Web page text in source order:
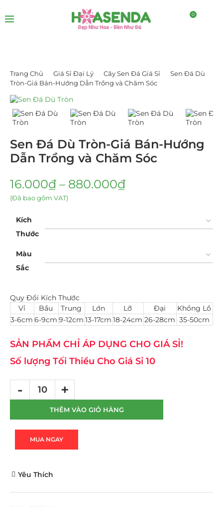
0
Trang Chủ Giá Sỉ Đại Lý Cây Sen Đá Giá Sỉ
Sen Đá Dù
Tròn-Giá Bán-Hướng Dẫn Trồng và Chăm Sóc
Sen Đá Dù Tròn-Giá Bán-Hướng
Dẫn Trồng và Chăm Sóc
16.000₫ – 880.000₫
(Đã bao gồm VAT)
Kích
Thước
Màu
Sắc
Quy Đổi Kích Thước
Vỉ
Bầu Trung Lớn Lỡ Đại
Khổng Lồ
3-6cm 6-9cm 9-12cm 13-17cm 18-24cm 26-28cm 35-50cm
SẢN PHẨM CHỈ ÁP DỤNG CHO GIÁ SỈ!
Số lượng Tối Thiểu Cho Giá Sỉ 10
THÊM VÀO GIỎ HÀNG
MUA NGAY
Yêu Thích